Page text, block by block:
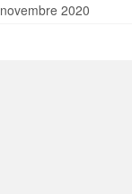
novembre 2020